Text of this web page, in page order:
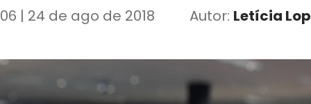
| 24 de ago de 2018 Autor: Letícia